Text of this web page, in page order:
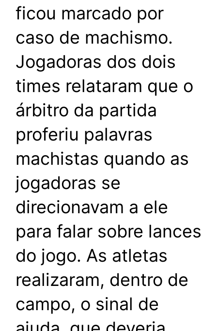
ficou marcado por
caso de machismo.
Jogadoras dos dois
times relataram que o
árbitro da partida
proferiu palavras
machistas quando as
jogadoras se
direcionavam a ele
para falar sobre lances
do jogo. As atletas
realizaram, dentro de
campo, o sinal de